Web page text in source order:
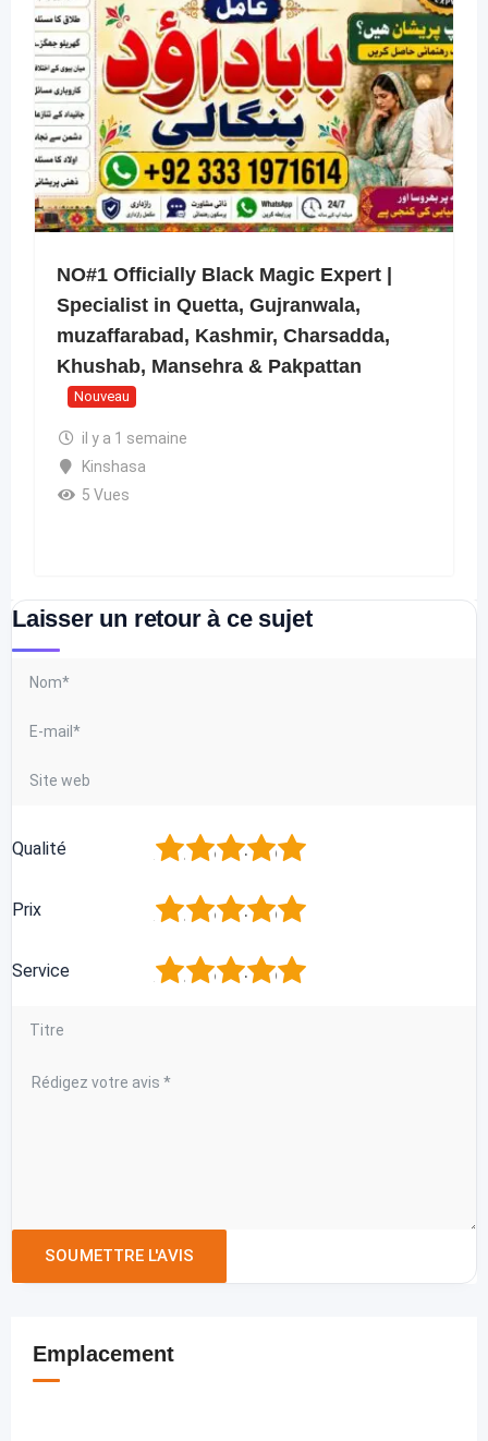
NO#1 Officially Black Magic Expert |
Specialist in Quetta, Gujranwala,
muzaffarabad, Kashmir, Charsadda,
Khushab, Mansehra & Pakpattan
Nouveau
il y a 1 semaine
Kinshasa
5 Vues
Laisser un retour à ce sujet
Qualité 5
4
3
2
Prix 5
4
3
2
Service 5
4
3
2
Emplacement